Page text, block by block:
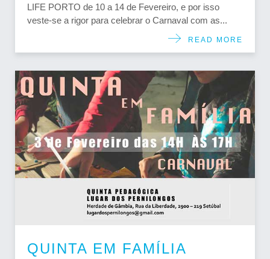
LIFE PORTO de 10 a 14 de Fevereiro, e por isso
veste-se a rigor para celebrar o Carnaval com as...
READ MORE
QUINTA EM FAMÍLIA